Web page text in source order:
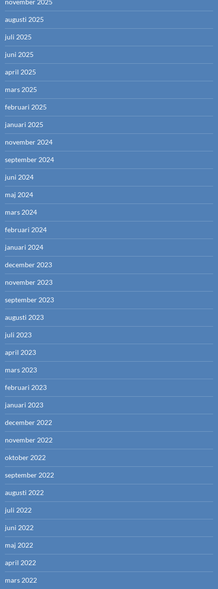
november 2025
augusti 2025
juli 2025
juni 2025
april 2025
mars 2025
februari 2025
januari 2025
november 2024
september 2024
juni 2024
maj 2024
mars 2024
februari 2024
januari 2024
december 2023
november 2023
september 2023
augusti 2023
juli 2023
april 2023
mars 2023
februari 2023
januari 2023
december 2022
november 2022
oktober 2022
september 2022
augusti 2022
juli 2022
juni 2022
maj 2022
april 2022
mars 2022